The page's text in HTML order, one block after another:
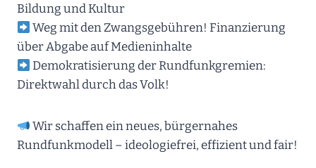
Bildung und Kultur
Weg mit den Zwangsgebühren! Finanzierung
über Abgabe auf Medieninhalte
Demokratisierung der Rundfunkgremien:
Direktwahl durch das Volk!
Wir schaffen ein neues, bürgernahes
Rundfunkmodell – ideologiefrei, effizient und fair!